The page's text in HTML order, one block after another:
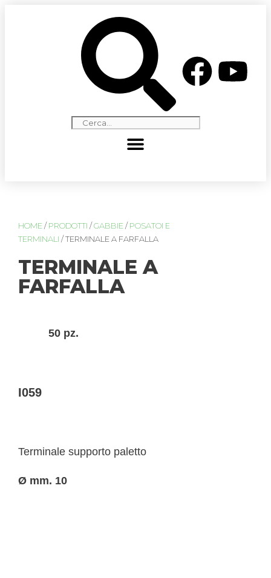
HOME / PRODOTTI /GABBIE / POSATOI E
TERMINALI / TERMINALE A FARFALLA
TERMINALE A
FARFALLA
50 pz.
I059
Terminale supporto paletto
Ø mm. 10